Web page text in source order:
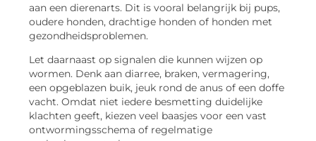
aan een dierenarts. Dit is vooral belangrijk bij pups,
oudere honden, drachtige honden of honden met
gezondheidsproblemen.
Let daarnaast op signalen die kunnen wijzen op
wormen. Denk aan diarree, braken, vermagering,
een opgeblazen buik, jeuk rond de anus of een doffe
vacht. Omdat niet iedere besmetting duidelijke
klachten geeft, kiezen veel baasjes voor een vast
ontwormingsschema of regelmatige